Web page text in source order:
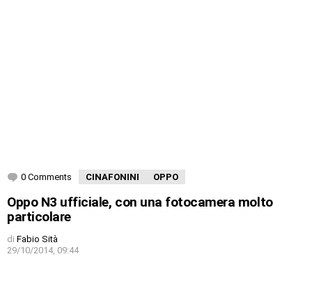
0 Comments CINAFONINI OPPO
Oppo N3 ufficiale, con una fotocamera molto
particolare
di Fabio Sità
29/10/2014, 09:44